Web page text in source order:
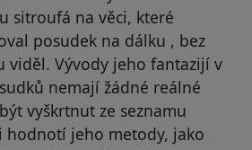
sitroufá na věci, které
posudek na dálku , bez
viděl. Vývody jeho fantazijí v
nemají žádné reálné
vyškrtnut ze seznamu
hodnotí jeho metody, jako